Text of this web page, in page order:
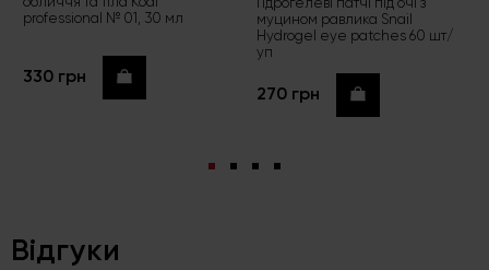
professional № 01, 30 мл
330 грн Купити
муцином равлика Snail
Hydrogel eye patches 60 шт/
уп
270 грн Купити
Відгуки